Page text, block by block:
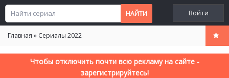
Войти
Главная » Сериалы 2022
Чтобы отключить почти всю рекламу на сайте -
зарегистрируйтесь!